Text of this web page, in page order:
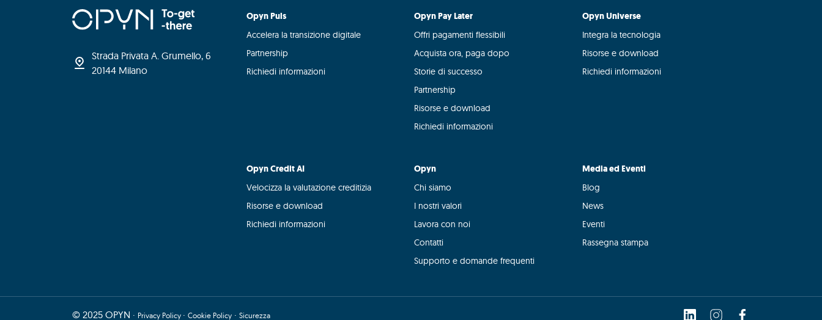
Strada Privata A. Grumello, 6
20144 Milano
Opyn Puls
Accelera la transizione digitale
Partnership
Richiedi informazioni
Opyn Pay Later
Offri pagamenti flessibili
Acquista ora, paga dopo
Storie di successo
Partnership
Risorse e download
Richiedi informazioni
Opyn Universe
Integra la tecnologia
Risorse e download
Richiedi informazioni
Opyn Credit AI
Velocizza la valutazione creditizia
Risorse e download
Richiedi informazioni
Opyn
Chi siamo
I nostri valori
Lavora con noi
Contatti
Supporto e domande frequenti
Media ed Eventi
Blog
News
Eventi
Rassegna stampa
© 2025 OPYN · Privacy Policy · Cookie Policy · Sicurezza